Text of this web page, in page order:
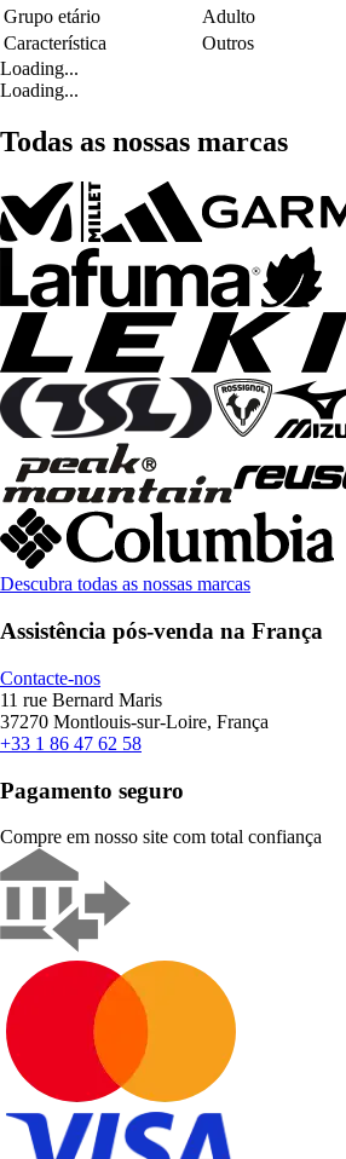
Grupo etário
Adulto
Característica
Outros
Loading...
Loading...
Todas as nossas marcas
Descubra todas as nossas marcas
Assistência pós-venda na França
Contacte-nos
11 rue Bernard Maris
37270 Montlouis-sur-Loire, França
+33 1 86 47 62 58
Pagamento seguro
Compre em nosso site com total confiança